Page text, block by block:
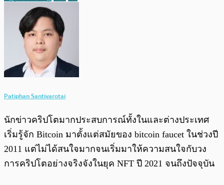
Patiphan Santivarotai
นักข่าวคริปโตมากประสบการณ์ทั้งในและต่างประเทศ
เริ่มรู้จัก Bitcoin มาตั้งแต่สมัยของ bitcoin faucet ในช่วงปี
2011 แต่ไม่ได้สนใจมากจนเริ่มมาให้ความสนใจกับวง
การคริปโตอย่างจริงจังในยุค NFT ปี 2021 จนถึงปัจจุบัน